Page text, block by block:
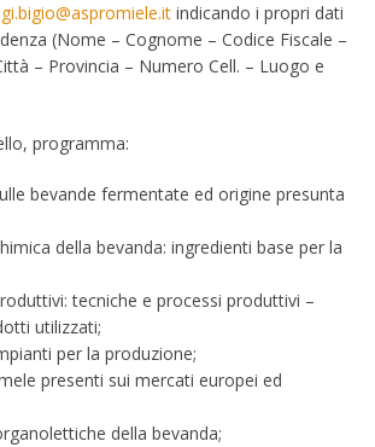
indicando i propri dati
(Nome – Cognome – Codice Fiscale –
– Provincia – Numero Cell. – Luogo e
programma:
bevande fermentate ed origine presunta
della bevanda: ingredienti base per la
tecniche e processi produttivi –
utilizzati;
per la produzione;
presenti sui mercati europei ed
della bevanda;